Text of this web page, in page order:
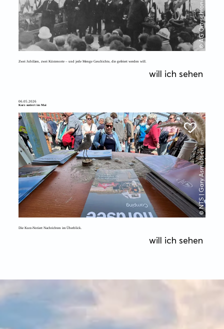
Zwei Jubiläen, zwei Küstenorte – und jede Menge Geschichte, die gefeiert werden will.
will ich sehen
06.05.2026
Kurz notiert im Mai
© NTS | Gary Asmussen
Die Kurz-Notiert Nachrichten im Überblick.
will ich sehen